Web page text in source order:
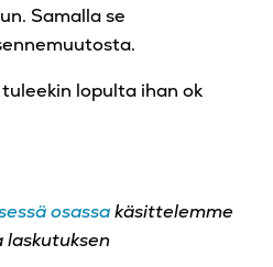
Samalla se
lopulta ihan ok
osassakäsittelemme